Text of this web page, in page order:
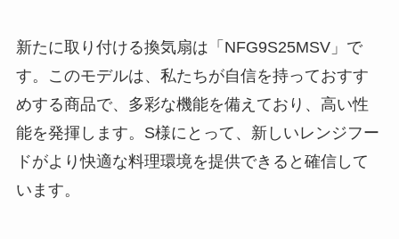
新たに取り付ける換気扇は「NFG9S25MSV」で
す。このモデルは、私たちが自信を持っておすす
めする商品で、多彩な機能を備えており、高い性
能を発揮します。S様にとって、新しいレンジフー
ドがより快適な料理環境を提供できると確信して
います。